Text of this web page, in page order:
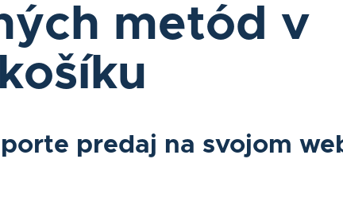
metód v
košíku
predaj na svojom